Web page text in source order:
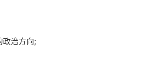
政治方向;